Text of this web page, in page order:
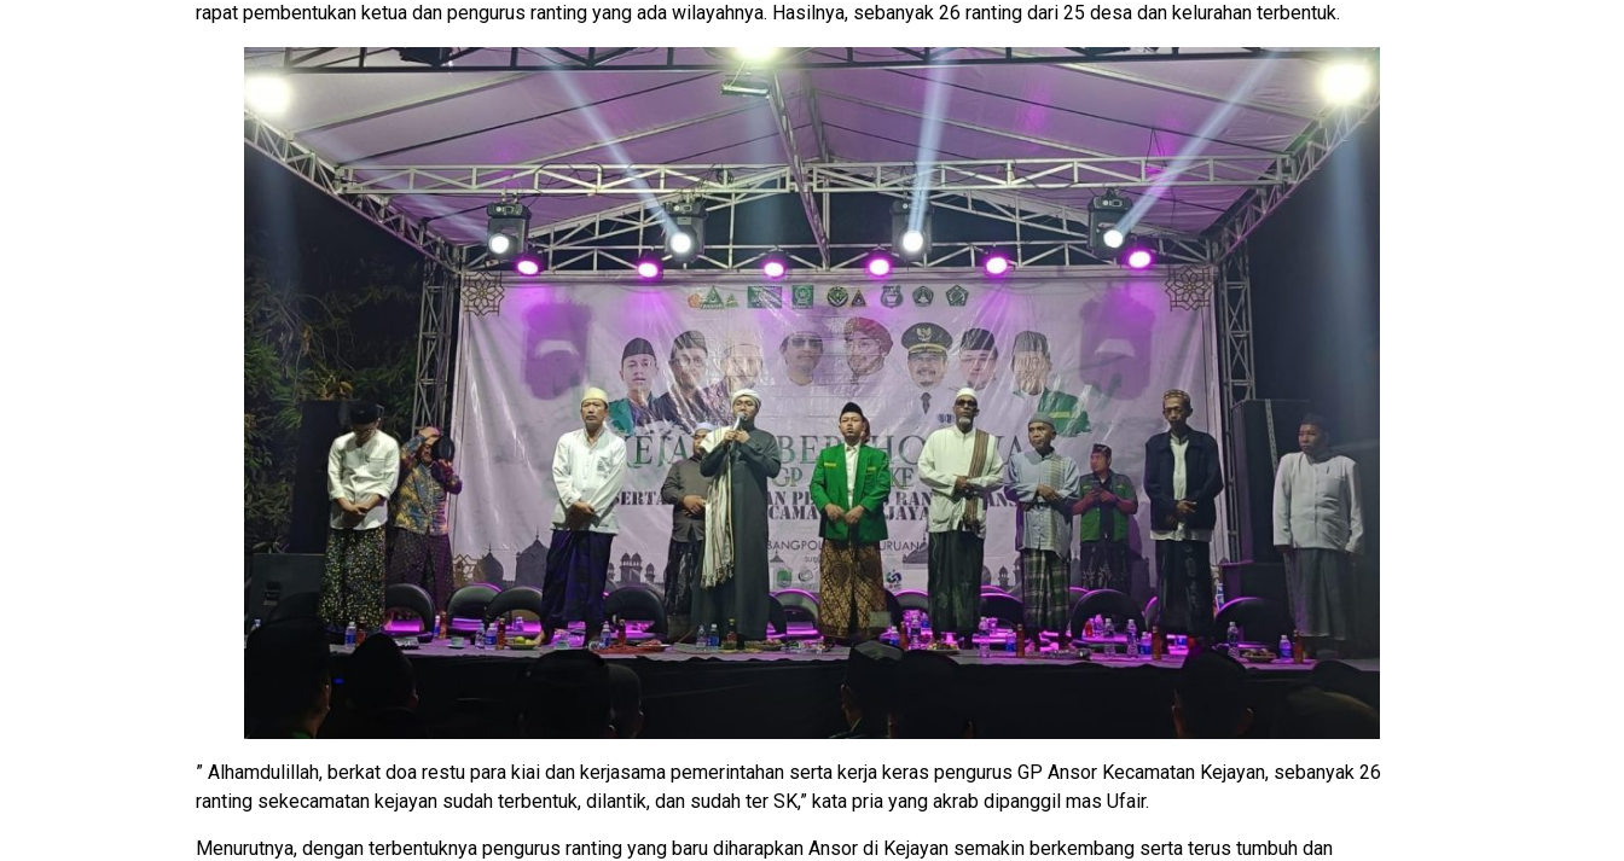
rapat pembentukan ketua dan pengurus ranting yang ada wilayahnya. Hasilnya, sebanyak 26 ranting dari 25 desa dan kelurahan terbentuk.
” Alhamdulillah, berkat doa restu para kiai dan kerjasama pemerintahan serta kerja keras pengurus GP Ansor Kecamatan Kejayan, sebanyak 26
ranting sekecamatan kejayan sudah terbentuk, dilantik, dan sudah ter SK,” kata pria yang akrab dipanggil mas Ufair.
Menurutnya, dengan terbentuknya pengurus ranting yang baru diharapkan Ansor di Kejayan semakin berkembang serta terus tumbuh dan